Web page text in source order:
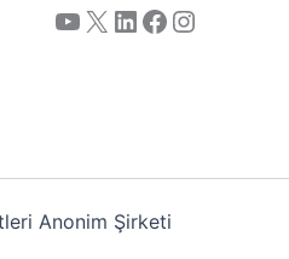
YouTube X LinkedIn Facebook Instagram
Anonim Şirketi